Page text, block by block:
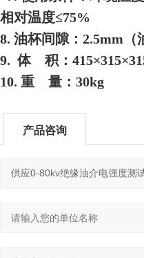
相对温度≤75%
8. 油杯间隙：2.5mm
9. 体 积：
10. 重 量：30kg
产品咨询